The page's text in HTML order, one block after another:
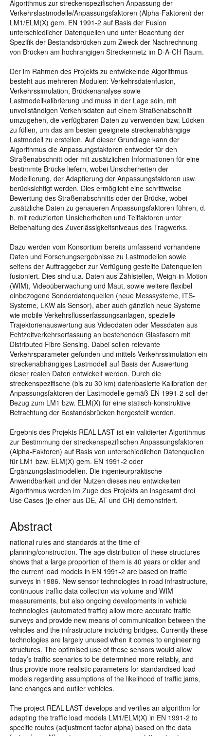
Algorithmus zur streckenspezifischen Anpassung der
Verkehrslastmodelle/Anpassungsfaktoren (Alpha-Faktoren) der
LM1/ELM(X) gem. EN 1991-2 auf Basis der Fusion
unterschiedlicher Datenquellen und unter Beachtung der
Spezifik der Bestandsbrücken zum Zweck der Nachrechnung
von Brücken am hochrangigen Streckennetz im D-A-CH Raum.
Der im Rahmen des Projekts zu entwickelnde Algorithmus
besteht aus mehreren Modulen: Verkehrsdatenfusion,
Verkehrssimulation, Brückenanalyse sowie
Lastmodellkalibrierung und muss in der Lage sein, mit
unvollständigen Verkehrsdaten auf einem Straßenabschnitt
umzugehen, die verfügbaren Daten zu verwenden bzw. Lücken
zu füllen, um das am besten geeignete streckenabhängige
Lastmodell zu erstellen. Auf dieser Grundlage kann der
Algorithmus die Anpassungsfaktoren entweder für den
Straßenabschnitt oder mit zusätzlichen Informationen für eine
bestimmte Brücke liefern, wobei Unsicherheiten der
Modellierung, der Adaptierung der Anpassungsfaktoren usw.
berücksichtigt werden. Dies ermöglicht eine schrittweise
Bewertung des Straßenabschnitts oder der Brücke, wobei
zusätzliche Daten zu genaueren Anpassungsfaktoren führen, d.
h. mit reduzierten Unsicherheiten und Teilfaktoren unter
Beibehaltung des Zuverlässigkeitsniveaus des Tragwerks.
Dazu werden vom Konsortium bereits umfassend vorhandene
Daten und Forschungsergebnisse zu Lastmodellen sowie
seitens der Auftraggeber zur Verfügung gestellte Datenquellen
fusioniert. Dies sind u.a. Daten aus Zählstellen, Weigh-in-Motion
(WIM), Videoüberwachung und Maut, sowie weitere flexibel
einbezogene Sonderdatenquellen (neue Messsysteme, ITS-
Systeme, LKW als Sensor), aber auch gänzlich neue Systeme
wie mobile Verkehrsflusserfassungsanlagen, spezielle
Trajektorienauswertung aus Videodaten oder Messdaten aus
Echtzeitverkehrserfassung an bestehenden Glasfasern mit
Distributed Fibre Sensing. Dabei sollen relevante
Verkehrsparameter gefunden und mittels Verkehrssimulation ein
streckenabhängiges Lastmodell auf Basis der Auswertung
dieser realen Daten entwickelt werden. Durch die
streckenspezifische (bis zu 30 km) datenbasierte Kalibration der
Anpassungsfaktoren der Lastmodelle gemäß EN 1991-2 soll der
Bezug zum LM1 bzw. ELM(X) für eine statisch-konstruktive
Betrachtung der Bestandsbrücken hergestellt werden.
Ergebnis des Projekts REAL-LAST ist ein validierter Algorithmus
zur Bestimmung der streckenspezifischen Anpassungsfaktoren
(Alpha-Faktoren) auf Basis von unterschiedlichen Datenquellen
für LM1 bzw. ELM(X) gem. EN 1991-2 oder
Ergänzungslastmodellen. Die ingenieurpraktische
Anwendbarkeit und der Nutzen dieses neu entwickelten
Algorithmus werden im Zuge des Projekts an insgesamt drei
Use Cases (je einer aus DE, AT und CH) demonstriert.
Abstract
national rules and standards at the time of
planning/construction. The age distribution of these structures
shows that a large proportion of them is 40 years or older and
the current load models in EN 1991-2 are based on traffic
surveys in 1986. New sensor technologies in road infrastructure,
continuous traffic data collection via volume and WIM
measurements, but also ongoing developments in vehicle
technologies (automated traffic) allow more accurate traffic
surveys and provide new means of communication between the
vehicles and the infrastructure including bridges. Currently these
technologies are largely unused when it comes to engineering
structures. The optimised use of these sensors would allow
today’s traffic scenarios to be determined more reliably, and
thus provide more realistic parameters for standardised load
models regarding assumptions of the likelihood of traffic jams,
lane changes and outlier vehicles.
The project REAL-LAST develops and verifies an algorithm for
adapting the traffic load models LM1/ELM(X) in EN 1991-2 to
specific routes (adjustment factor alpha) based on the data